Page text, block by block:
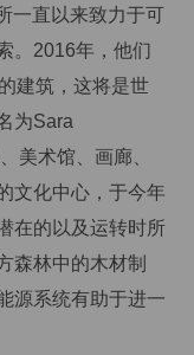
一直以来致力于可
。2016年，他们
建筑，这将是世
为Sara
美术馆、画廊、
文化中心，于今年
在的以及运转时所
森林中的木材制
源系统有助于进一